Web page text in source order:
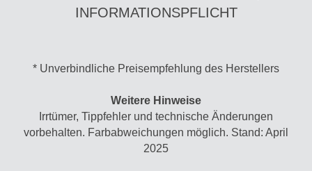
INFORMATIONSPFLICHT
* Unverbindliche Preisempfehlung des Herstellers
Weitere Hinweise
Irrtümer, Tippfehler und technische Änderungen
vorbehalten. Farbabweichungen möglich. Stand: April
2025